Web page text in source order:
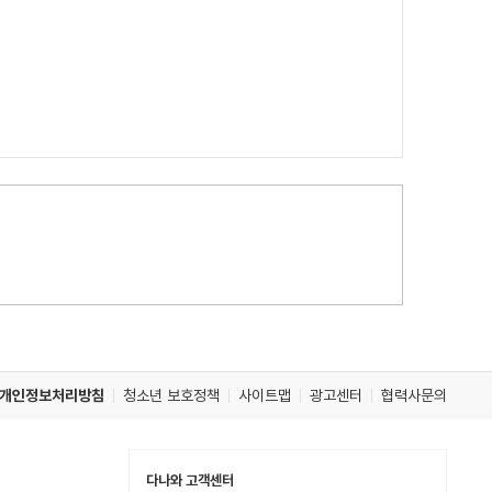
개인정보처리방침 청소년 보호정책 사이트맵 광고센터 협력사문의
다나와 고객센터